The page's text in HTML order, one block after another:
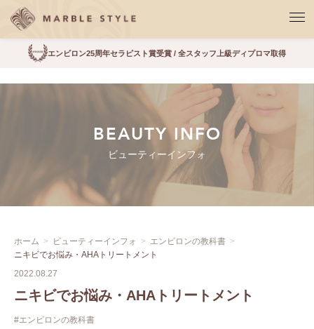
エンビロン25周年セラピスト賞受賞 / 全スタッフ上級ディプロマ取得
BEAUTY INFO
ビューティーインフォ
ホーム ビューティーインフォ
エンビロンの教科書
ニキビでお悩み・AHAトリートメント
2022.08.27
ニキビでお悩み・AHAトリートメント
#エンビロンの教科書